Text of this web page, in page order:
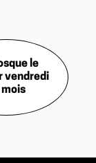
le
vendredi
mois